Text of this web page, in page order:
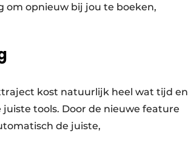
om opnieuw bij jou te boeken,
kost natuurlijk heel wat tijd en
tools. Door de nieuwe feature
de juiste,